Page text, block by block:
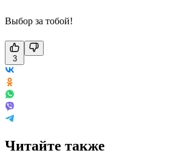
Выбор за тобой!
3
Читайте также